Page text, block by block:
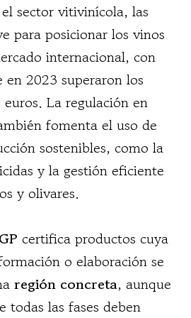
sector vitivinícola, las
para posicionar los vinos
internacional, con
en 2023 superaron los
La regulación en
fomenta el uso de
sostenibles, como la
y la gestión eficiente
y olivares.
certifica productos cuya
o elaboración se
región concreta, aunque
todas las fases deben